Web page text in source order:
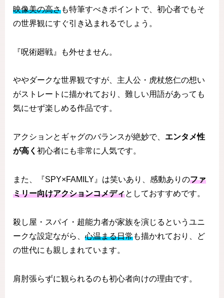
映像美の高さも特筆すべきポイントで、初心者でもそ
の世界観にすぐ引き込まれるでしょう。
『呪術廻戦』も外せません。
ややダークな世界観ですが、主人公・虎杖悠仁の想い
がストレートに描かれており、難しい用語があっても
気にせず楽しめる作品です。
アクションとギャグのバランスが絶妙で、 エンタメ性
が高く 初心者にも非常に人気です。
また、『SPY×FAMILY』は笑いあり、感動ありのファ
ミリー向けアクションコメディとしておすすめです。
殺し屋・スパイ・超能力者が家族を演じるというユニ
ークな設定ながら、 心温まる日常も描かれており、ど
の世代にも親しまれています。
肩肘張らずに観られるのも初心者向けの理由です。